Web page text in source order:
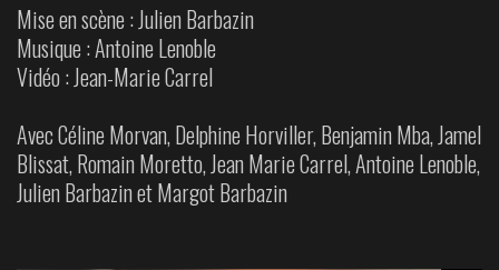
Mise en scène : Julien Barbazin
Musique : Antoine Lenoble
Vidéo : Jean-Marie Carrel
Avec Céline Morvan, Delphine Horviller, Benjamin Mba, Jamel
Blissat, Romain Moretto, Jean Marie Carrel, Antoine Lenoble,
Julien Barbazin et Margot Barbazin